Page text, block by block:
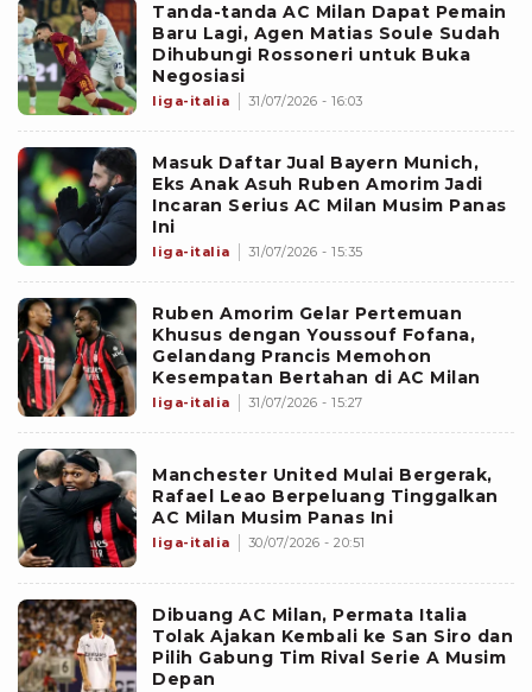
Tanda-tanda AC Milan Dapat Pemain
Baru Lagi, Agen Matias Soule Sudah
Dihubungi Rossoneri untuk Buka
Negosiasi
liga-italia 31/07/2026 - 16:03
Masuk Daftar Jual Bayern Munich,
Eks Anak Asuh Ruben Amorim Jadi
Incaran Serius AC Milan Musim Panas
Ini
liga-italia 31/07/2026 - 15:35
Ruben Amorim Gelar Pertemuan
Khusus dengan Youssouf Fofana,
Gelandang Prancis Memohon
Kesempatan Bertahan di AC Milan
liga-italia 31/07/2026 - 15:27
Manchester United Mulai Bergerak,
Rafael Leao Berpeluang Tinggalkan
AC Milan Musim Panas Ini
liga-italia 30/07/2026 - 20:51
Dibuang AC Milan, Permata Italia
Tolak Ajakan Kembali ke San Siro dan
Pilih Gabung Tim Rival Serie A Musim
Depan